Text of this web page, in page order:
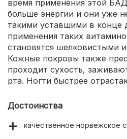
время применения этой БАД
больше энергии и они уже
такими уставшими в конце
применения таких
становятся шелковистыми
Кожные покровы также
проходит сухость,
рта. Ногти быстрее
Достоинства
качественное норвежское